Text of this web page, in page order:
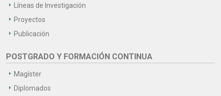
Líneas de Investigación
Proyectos
Publicación
POSTGRADO Y FORMACIÓN CONTINUA
Magíster
Diplomados